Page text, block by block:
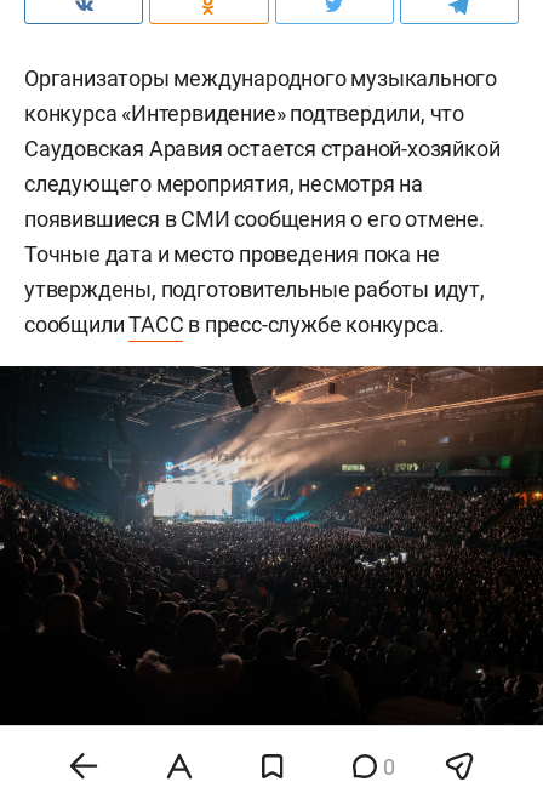
Организаторы международного музыкального
конкурса «Интервидение» подтвердили, что
Саудовская Аравия остается страной-хозяйкой
следующего мероприятия, несмотря на
появившиеся в СМИ сообщения о его отмене.
Точные дата и место проведения пока не
утверждены, подготовительные работы идут,
сообщилиТАСС в пресс-службе конкурса.
Фото: «БИЗНЕС Online» 0